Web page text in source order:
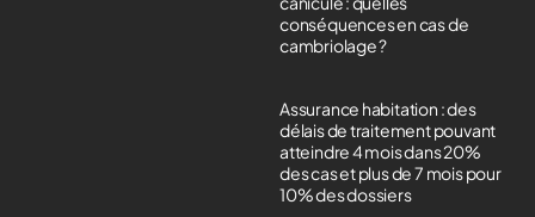
conséquences en cas de
cambriolage ?
Assurance habitation : des
délais de traitement pouvant
atteindre 4 mois dans 20%
des cas et plus de 7 mois pour
10% des dossiers